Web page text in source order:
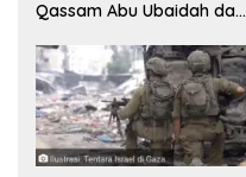
Qassam Abu Ubaidah dan
Sinwar